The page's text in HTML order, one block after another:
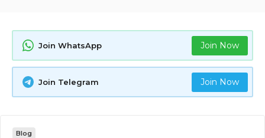
Join WhatsApp Join Now
Join Telegram Join Now
Blog